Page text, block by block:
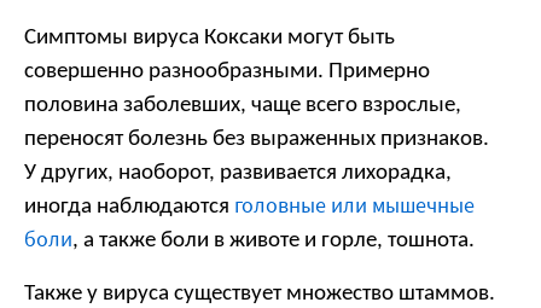
Симптомы вируса Коксаки могут быть
совершенно разнообразными. Примерно
половина заболевших, чаще всего взрослые,
переносят болезнь без выраженных признаков.
У других, наоборот, развивается лихорадка,
иногда наблюдаются головные или мышечные
боли, а также боли в животе и горле, тошнота.
Также у вируса существует множество штаммов.